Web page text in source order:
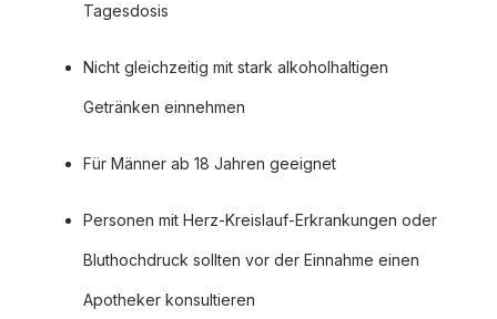
Tagesdosis
Nicht gleichzeitig mit stark alkoholhaltigen
Getränken einnehmen
Für Männer ab 18 Jahren geeignet
Personen mit Herz-Kreislauf-Erkrankungen oder
Bluthochdruck sollten vor der Einnahme einen
Apotheker konsultieren